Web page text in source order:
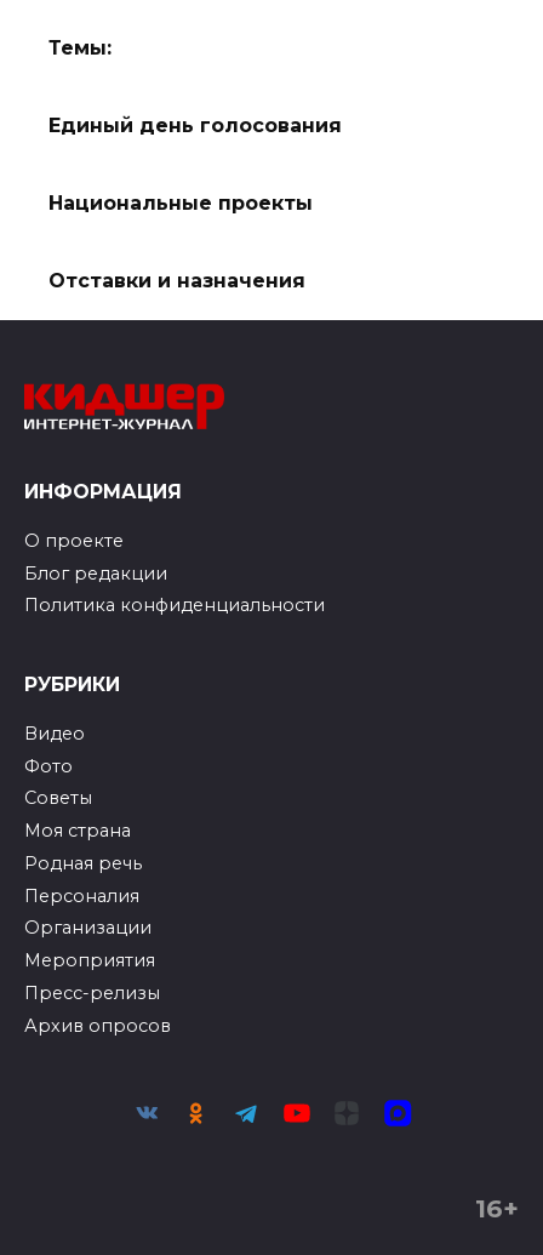
Темы:
Единый день голосования
Национальные проекты
Отставки и назначения
ИНФОРМАЦИЯ
О проекте
Блог редакции
Политика конфиденциальности
РУБРИКИ
Видео
Фото
Советы
Моя страна
Родная речь
Персоналия
Организации
Мероприятия
Пресс-релизы
Архив опросов
16+